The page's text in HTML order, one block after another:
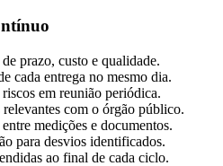
prazo, custo e qualidade.
cada entrega no mesmo dia.
em reunião periódica.
com o órgão público.
medições e documentos.
para desvios identificados.
ao final de cada ciclo.